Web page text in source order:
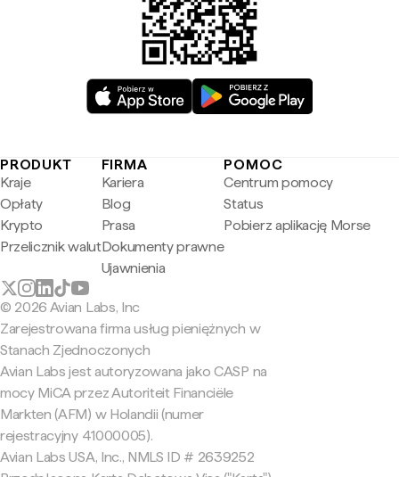
PRODUKT
Kraje
Opłaty
Krypto
Przelicznik walut
FIRMA
Kariera
Blog
Prasa
Dokumenty prawne
Ujawnienia
POMOC
Centrum pomocy
Status
Pobierz aplikację Morse
© 2026 Avian Labs, Inc
Zarejestrowana firma usług pieniężnych w
Stanach Zjednoczonych
Avian Labs jest autoryzowana jako CASP na
mocy MiCA przez Autoriteit Financiële
Markten (AFM) w Holandii (numer
rejestracyjny 41000005).
Avian Labs USA, Inc., NMLS ID # 2639252